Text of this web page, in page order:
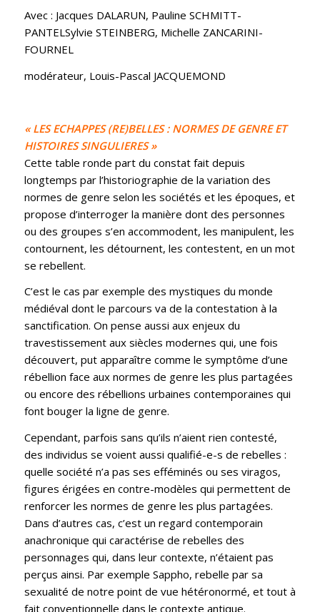
Avec : Jacques DALARUN, Pauline SCHMITT-
PANTELSylvie STEINBERG, Michelle ZANCARINI-
FOURNEL
modérateur, Louis-Pascal JACQUEMOND
« LES ECHAPPES (RE)BELLES : NORMES DE GENRE ET
HISTOIRES SINGULIERES »
Cette table ronde part du constat fait depuis
longtemps par l’historiographie de la variation des
normes de genre selon les sociétés et les époques, et
propose d’interroger la manière dont des personnes
ou des groupes s’en accommodent, les manipulent, les
contournent, les détournent, les contestent, en un mot
se rebellent.
C’est le cas par exemple des mystiques du monde
médiéval dont le parcours va de la contestation à la
sanctification. On pense aussi aux enjeux du
travestissement aux siècles modernes qui, une fois
découvert, put apparaître comme le symptôme d’une
rébellion face aux normes de genre les plus partagées
ou encore des rébellions urbaines contemporaines qui
font bouger la ligne de genre.
Cependant, parfois sans qu’ils n’aient rien contesté,
des individus se voient aussi qualifié-e-s de rebelles :
quelle société n’a pas ses efféminés ou ses viragos,
figures érigées en contre-modèles qui permettent de
renforcer les normes de genre les plus partagées.
Dans d’autres cas, c’est un regard contemporain
anachronique qui caractérise de rebelles des
personnages qui, dans leur contexte, n’étaient pas
perçus ainsi. Par exemple Sappho, rebelle par sa
sexualité de notre point de vue hétéronormé, et tout à
fait conventionnelle dans le contexte antique.